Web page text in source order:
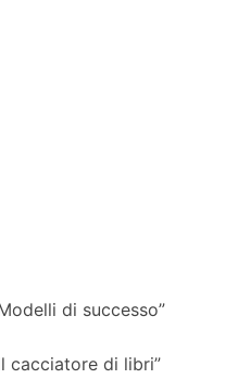
di successo”
cacciatore di libri”